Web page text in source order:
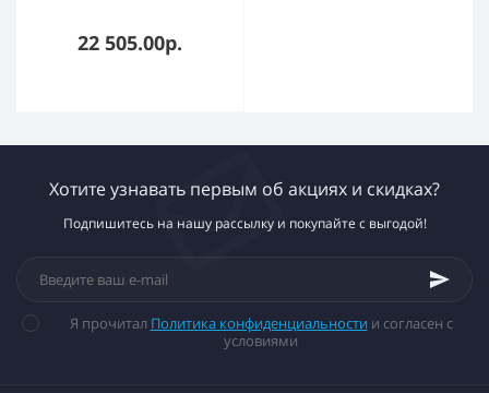
22 505.00р.
Хотите узнавать первым об акциях и скидках?
Подпишитесь на нашу рассылку и покупайте с выгодой!
Я прочитал Политика конфиденциальности и согласен с
условиями